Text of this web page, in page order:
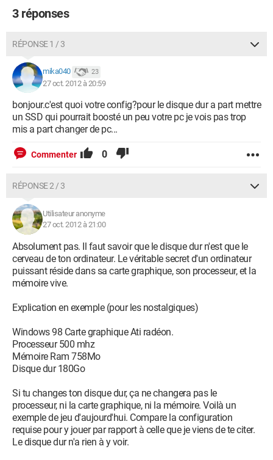
3 réponses
RÉPONSE 1 / 3
mika040 23
27 oct. 2012 à 20:59
bonjour.c'est quoi votre config?pour le disque dur a part mettre
un SSD qui pourrait boosté un peu votre pc je vois pas trop
mis a part changer de pc...
Commenter 0
RÉPONSE 2 / 3
Utilisateur anonyme
27 oct. 2012 à 21:00
Absolument pas. Il faut savoir que le disque dur n'est que le
cerveau de ton ordinateur. Le véritable secret d'un ordinateur
puissant réside dans sa carte graphique, son processeur, et la
mémoire vive.
Explication en exemple (pour les nostalgiques)
Windows 98 Carte graphique Ati radéon.
Processeur 500 mhz
Mémoire Ram 758Mo
Disque dur 180Go
Si tu changes ton disque dur, ça ne changera pas le
processeur, ni la carte graphique, ni la mémoire. Voilà un
exemple de jeu d'aujourd'hui. Compare la configuration
requise pour y jouer par rapport à celle que je viens de te citer.
Le disque dur n'a rien à y voir.